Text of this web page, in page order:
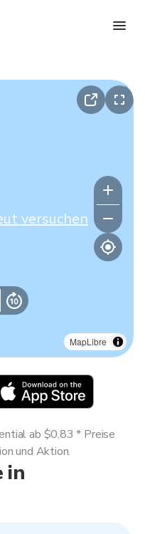
MapLibre
versuchen
in
ab $0,83 * Preise
und Aktion.